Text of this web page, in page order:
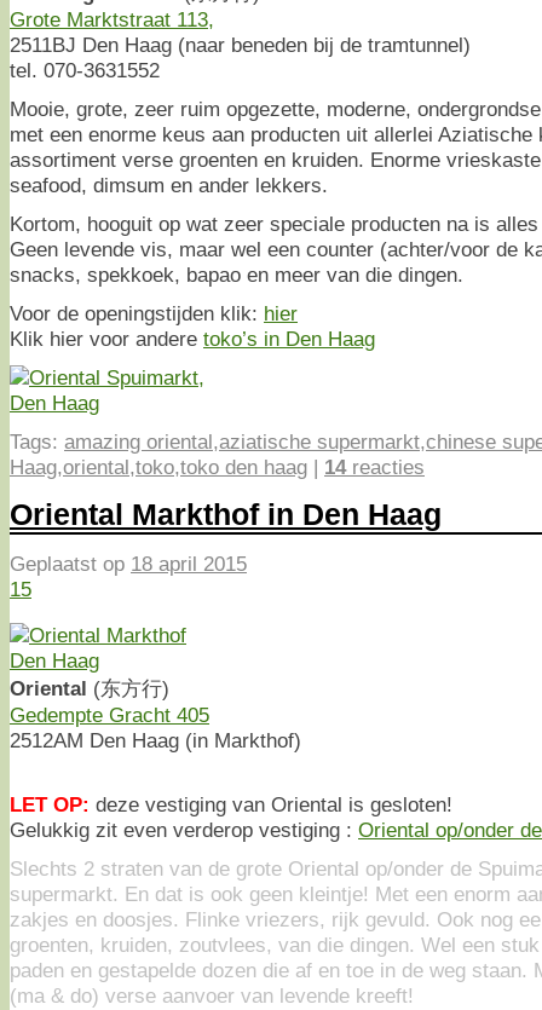
Grote Marktstraat 113,
2511BJ Den Haag (naar beneden bij de tramtunnel)
tel. 070-3631552
Mooie, grote, zeer ruim opgezette, moderne,
met een enorme keus aan producten uit allerlei Aziatische
assortiment verse groenten en kruiden. Enorme
seafood, dimsum en ander lekkers.
Kortom, hooguit op wat zeer speciale producten na is
Geen levende vis, maar wel een counter (achter/voor de
snacks, spekkoek, bapao en meer van die dingen.
Voor de openingstijden klik: hier
Klik hier voor andere toko’s in Den Haag
Tags: amazing oriental,aziatische supermarkt,chinese
Haag,oriental,toko,toko den haag | 14reacties
Oriental Markthof in Den Haag
Geplaatst op 18 april 2015
15
Oriental (东方行)
Gedempte Gracht 405
2512AM Den Haag (in Markthof)
LET OP: deze vestiging van Oriental is gesloten!
Gelukkig zit even verderop vestiging : Oriental op/onder
Slechts 2 straten van de grote Oriental op/onder de
supermarkt. En dat is ook geen kleintje! Met een enorm
zakjes en doosjes. Flinke vriezers, rijk gevuld. Ook nog
groenten, kruiden, zoutvlees, van die dingen. Wel een
paden en gestapelde dozen die af en toe in de weg staan.
(ma & do) verse aanvoer van levende kreeft!